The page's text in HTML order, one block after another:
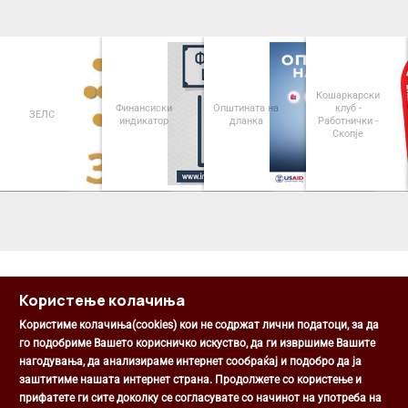
ЗЕЛС
Финансиски
индикатор
Општината на
дланка
Кошаркарски
клуб -
Работнички -
Скопје
Општина Центар
Михаил Цоков бр. 1, Скопје
Користење колачиња
Користиме колачиња(cookies) кои не содржат лични податоци, за да
го подобриме Вашето корисничко искуство, да ги извршиме Вашите
нагодувања, да анализираме интернет сообраќај и подобро да ја
заштитиме нашата интернет страна. Продолжете со користење и
прифатете ги сите доколку се согласувате со начинот на употреба на